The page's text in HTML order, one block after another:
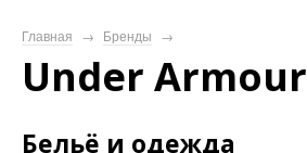
Главная → Бренды →
Under Armour
Бельё и одежда